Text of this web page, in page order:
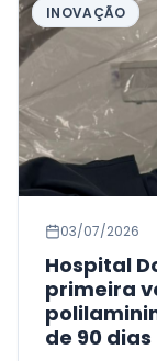
INOVAÇÃO
03/07/2026
Hospital
primeira
de 90